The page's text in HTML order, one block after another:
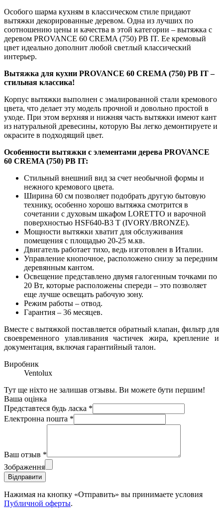
Особого шарма кухням в классическом стиле придают
вытяжки декорированные деревом. Одна из лучших по
соотношению цены и качества в этой категории – вытяжка с
деревом PROVANCE 60 CREMA (750) PB IT. Ее кремовый
цвет идеально дополнит любой светлый классический
интерьер.
Вытяжка для кухни PROVANCE 60 CREMA (750) PB IT –
стильная классика!
Корпус вытяжки выполнен с эмалированной стали кремового
цвета, что делает эту модель прочной и довольно простой в
уходе. При этом верхняя и нижняя часть вытяжки имеют кант
из натуральной древесины, которую Вы легко демонтируете и
окрасите в подходящий цвет.
Особенности вытяжки с элементами дерева PROVANCE
60 CREMA (750) PB IT:
Стильный внешний вид за счет необычной формы и
нежного кремового цвета.
Ширина 60 см позволяет подобрать другую бытовую
технику, особенно хорошо вытяжка смотрится в
сочетании с духовым шкафом LORETTO и варочной
поверхностью HSF640-B3 T (IVORY/BRONZE).
Мощности вытяжки хватит для обслуживания
помещения с площадью 20-25 м.кв.
Двигатель работает тихо, ведь изготовлен в Италии.
Управление кнопочное, расположено снизу за передним
деревянным кантом.
Освещение представлено двумя галогенным точками по
20 Вт, которые расположены спереди – это позволяет
еще лучше освещать рабочую зону.
Режим работы – отвод.
Гарантия – 36 месяцев.
Вместе с вытяжкой поставляется обратный клапан, фильтр для
своевременного улавливания частичек жира, крепление и
документация, включая гарантийный талон.
Виробник
Ventolux
Тут ще ніхто не залишав отзывы. Ви можете бути першим!
Ваша оцінка
Представтеся будь ласка *
Електронна пошта *
Ваш отзыв *
Зображення
Відправити
Нажимая на кнопку «Отправить» вы принимаете условия
Публичной оферты.